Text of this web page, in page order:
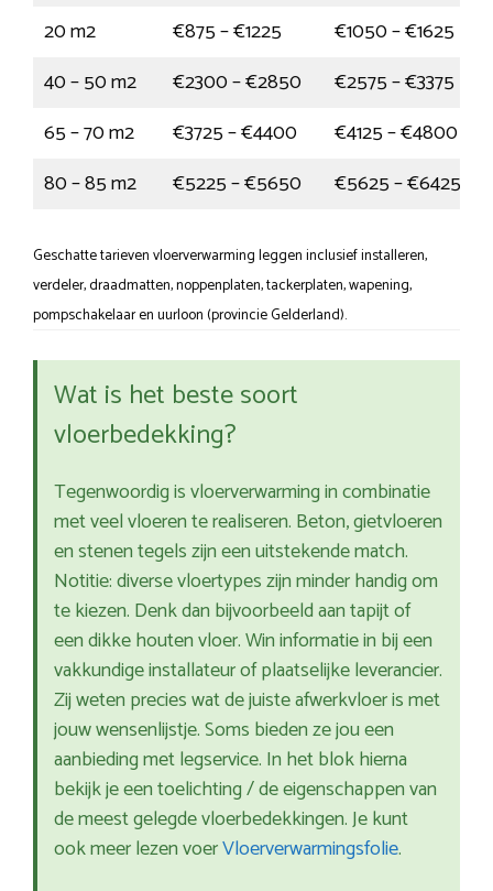
20 m2
€875 – €1225
€1050 – €1625
40 – 50 m2
€2300 – €2850
€2575 – €3375
65 – 70 m2
€3725 – €4400
€4125 – €4800
80 – 85 m2
€5225 – €5650 €5625 – €6425
Geschatte tarieven vloerverwarming leggen inclusief installeren,
verdeler, draadmatten, noppenplaten, tackerplaten, wapening,
pompschakelaar en uurloon (provincie Gelderland).
Wat is het beste soort
vloerbedekking?
Tegenwoordig is vloerverwarming in combinatie
met veel vloeren te realiseren. Beton, gietvloeren
en stenen tegels zijn een uitstekende match.
Notitie: diverse vloertypes zijn minder handig om
te kiezen. Denk dan bijvoorbeeld aan tapijt of
een dikke houten vloer. Win informatie in bij een
vakkundige installateur of plaatselijke leverancier.
Zij weten precies wat de juiste afwerkvloer is met
jouw wensenlijstje. Soms bieden ze jou een
aanbieding met legservice. In het blok hierna
bekijk je een toelichting / de eigenschappen van
de meest gelegde vloerbedekkingen. Je kunt
ook meer lezen voerVloerverwarmingsfolie.